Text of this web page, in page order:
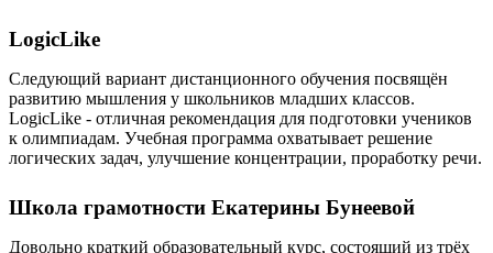
LogicLike
Следующий вариант дистанционного обучения посвящён
развитию мышления у школьников младших классов.
LogicLike - отличная рекомендация для подготовки учеников
к олимпиадам. Учебная программа охватывает решение
логических задач, улучшение концентрации, проработку речи.
Школа грамотности Екатерины Бунеевой
Довольно краткий образовательный курс, состоящий из трёх